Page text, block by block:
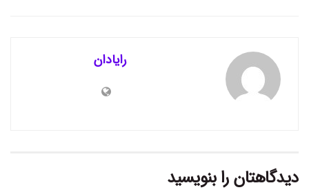
رایادان
دیدگاهتان را بنویسید